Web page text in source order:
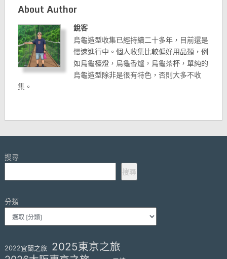
About Author
銳客
烏龜造型收集已經持續二十多年，目前還是
慢速進行中。個人收集比較偏好用品類，例
如烏龜檯燈，烏龜香爐，烏龜茶杯，單純的
烏龜造型除非是很有特色，否則大多不收
集。
搜尋
搜尋
分類
2022宜蘭之旅 2025東京之旅